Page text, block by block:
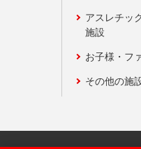
アスレチッ
施設
お子様・フ
その他の施